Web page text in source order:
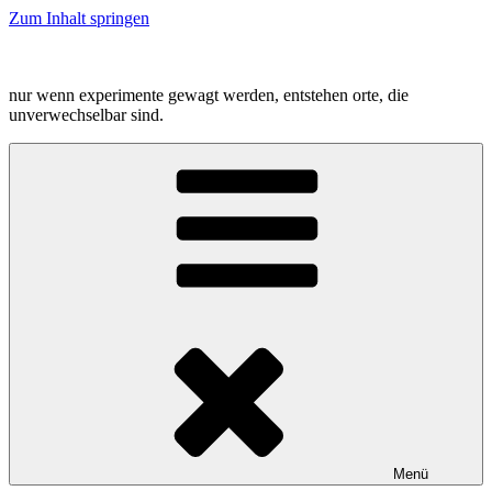
Zum Inhalt springen
nur wenn experimente gewagt werden, entstehen orte, die
unverwechselbar sind.
Menü